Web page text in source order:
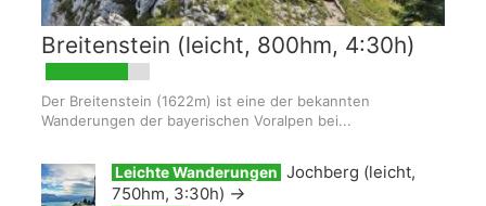
Breitenstein (leicht, 800hm, 4:30h)
Der Breitenstein (1622m) ist eine der bekannten
Wanderungen der bayerischen Voralpen bei...
Leichte Wanderungen Jochberg (leicht,
750hm, 3:30h) →